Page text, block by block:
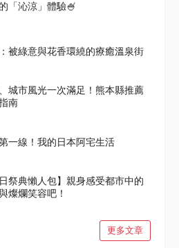
「沁涼」體驗🍧
被綠意與花香環繞的療癒溫泉街
城市風光一次滿足！熊本縣推薦
南
第一線！我的日本阿宅生活
日祭典懶人包】親身感受都市中的
燦爛笑容吧！
更多文章